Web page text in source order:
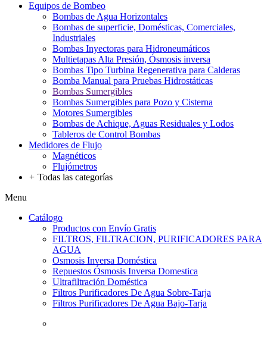
Equipos de Bombeo
Bombas de Agua Horizontales
Bombas de superficie, Domésticas, Comerciales,
Industriales
Bombas Inyectoras para Hidroneumáticos
Multietapas Alta Presión, Ósmosis inversa
Bombas Tipo Turbina Regenerativa para Calderas
Bomba Manual para Pruebas Hidrostáticas
Bombas Sumergibles
Bombas Sumergibles para Pozo y Cisterna
Motores Sumergibles
Bombas de Achique, Aguas Residuales y Lodos
Tableros de Control Bombas
Medidores de Flujo
Magnéticos
Flujómetros
+ Todas las categorías
Menu
Catálogo
Productos con Envío Gratis
FILTROS, FILTRACION, PURIFICADORES PARA
AGUA
Osmosis Inversa Doméstica
Repuestos Ósmosis Inversa Domestica
Ultrafiltración Doméstica
Filtros Purificadores De Agua Sobre-Tarja
Filtros Purificadores De Agua Bajo-Tarja